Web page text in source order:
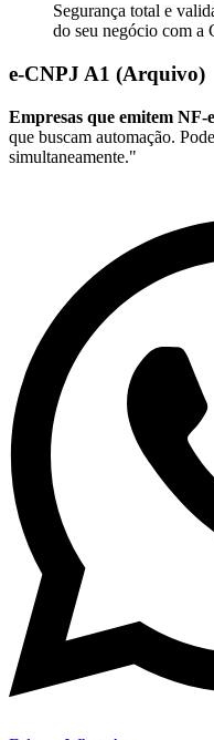
Segurança total e
do seu negócio com a
e-CNPJ A1 (Arquivo)
Empresas que emitem NF-
que buscam automação.
simultaneamente."